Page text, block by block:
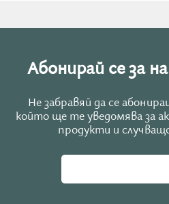
Абонирай се за
Не забравяй да се
който ще те уведомява за
продукти и